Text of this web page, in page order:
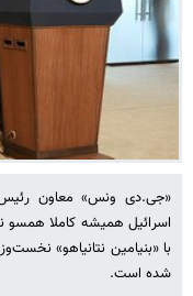
«جی‌.دی ونس» معاون
اسرائیل همیشه کاملا همسو
با «بنیامین نتانیاهو»
شده است.